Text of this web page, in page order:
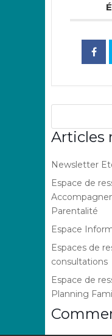
Articles
Newsletter
Espace de
Parentalité
Espace
Espaces de
consultations
Espace de
Planning